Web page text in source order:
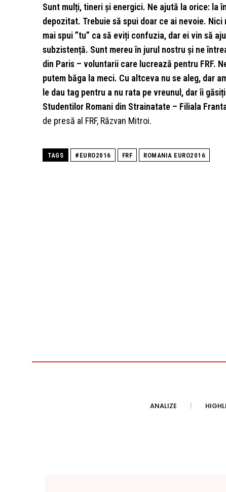
Sunt mulți, tineri și energici. Ne ajută la orice:
depozitat. Trebuie să spui doar ce ai nevoie.
mai spui ”tu” ca să eviți confuzia, dar ei vin să
subzistență. Sunt mereu în jurul nostru și ne
din Paris – voluntarii care lucrează pentru FRF.
putem băga la meci. Cu altceva nu se aleg, dar
le dau tag pentru a nu rata pe vreunul, dar îi
Studentilor Romani din Strainatate – Filiala
de presă al FRF, Răzvan Mitroi.
TAGS #EURO2016 FRF ROMANIA EURO2016
ANALIZE